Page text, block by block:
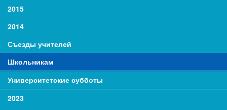
2015
2014
Съезды учителей
Школьникам
Университетские субботы
2023